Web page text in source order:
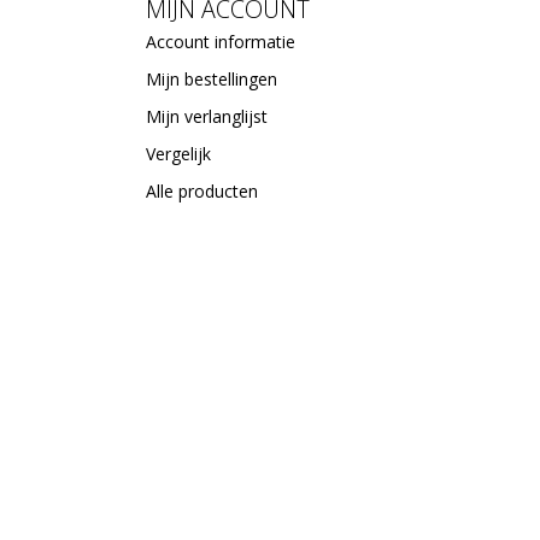
MIJN ACCOUNT
Account informatie
Mijn bestellingen
Mijn verlanglijst
Vergelijk
Alle producten